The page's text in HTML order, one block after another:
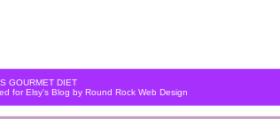
GOURMET DIET
forElsy's Blog by Round Rock Web Design